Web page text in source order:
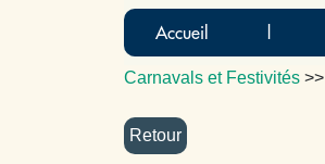
Accueil
Carnavals et Festivités >>